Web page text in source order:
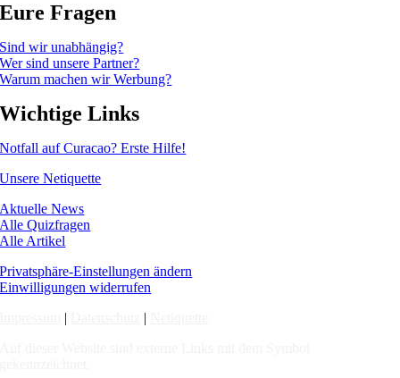
Eure Fragen
Sind wir unabhängig?
Wer sind unsere Partner?
Warum machen wir Werbung?
Wichtige Links
Notfall auf Curacao? Erste Hilfe!
Unsere Netiquette
Aktuelle News
Alle Quizfragen
Alle Artikel
Privatsphäre-Einstellungen ändern
Einwilligungen widerrufen
| |